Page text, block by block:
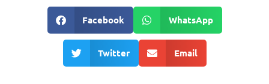
Facebook WhatsApp
Twitter Email